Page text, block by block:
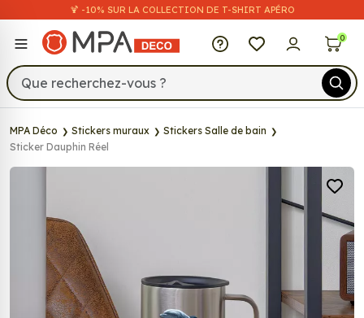
🍹 -10% SUR LA COLLECTION DE T-SHIRT APÉRO
MPA Déco 0
MPA Déco Stickers muraux
Stickers Salle de bain
Sticker Dauphin Réel